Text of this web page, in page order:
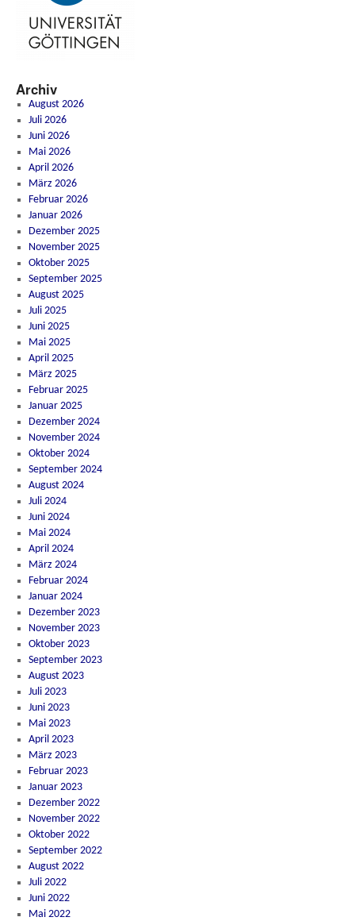
Archiv
August 2026
Juli 2026
Juni 2026
Mai 2026
April 2026
März 2026
Februar 2026
Januar 2026
Dezember 2025
November 2025
Oktober 2025
September 2025
August 2025
Juli 2025
Juni 2025
Mai 2025
April 2025
März 2025
Februar 2025
Januar 2025
Dezember 2024
November 2024
Oktober 2024
September 2024
August 2024
Juli 2024
Juni 2024
Mai 2024
April 2024
März 2024
Februar 2024
Januar 2024
Dezember 2023
November 2023
Oktober 2023
September 2023
August 2023
Juli 2023
Juni 2023
Mai 2023
April 2023
März 2023
Februar 2023
Januar 2023
Dezember 2022
November 2022
Oktober 2022
September 2022
August 2022
Juli 2022
Juni 2022
Mai 2022